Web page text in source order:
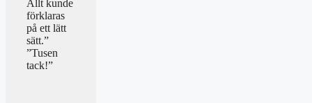
Allt kunde
förklaras
på ett lätt
sätt.”
”Tusen
tack!”